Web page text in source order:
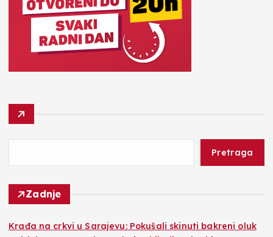
Pretraga
Zadnje
Krađa na crkvi u Sarajevu: Pokušali skinuti bakreni oluk